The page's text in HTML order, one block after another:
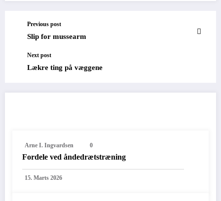
Previous post
Slip for mussearm
Next post
Lækre ting på væggene
Arne I. Ingvardsen 0
Fordele ved åndedrætstræning
15. Marts 2026